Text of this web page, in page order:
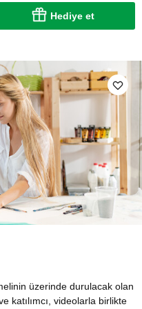
Hediye et
üzerinde durulacak olan
katılımcı, videolarla birlikte